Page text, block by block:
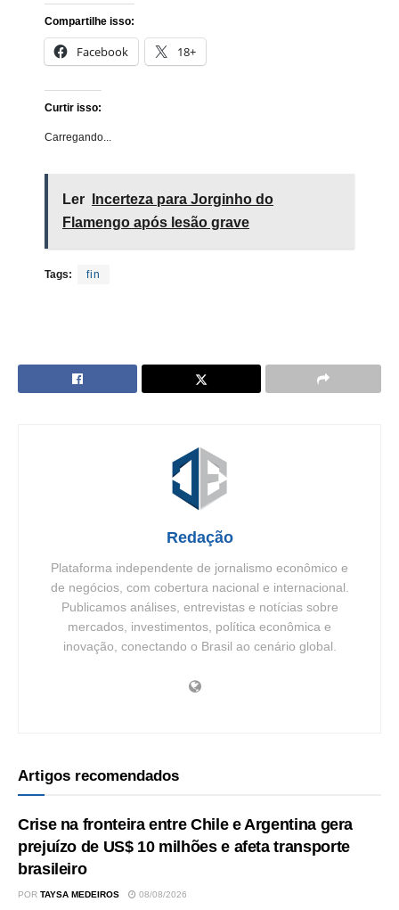
Compartilhe isso:
Facebook 18+
Curtir isso:
Carregando...
Ler
Incerteza para Jorginho do
Flamengo após lesão grave
Tags: fin
Redação
Plataforma independente de jornalismo econômico e
de negócios, com cobertura nacional e internacional.
Publicamos análises, entrevistas e notícias sobre
mercados, investimentos, política econômica e
inovação, conectando o Brasil ao cenário global.
Artigos recomendados
Crise na fronteira entre Chile e Argentina gera
prejuízo de US$ 10 milhões e afeta transporte
brasileiro
POR TAYSA MEDEIROS 08/08/2026